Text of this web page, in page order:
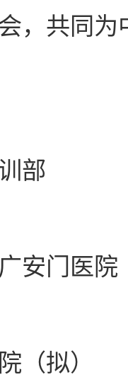
，共同
部
安门医院
（拟）